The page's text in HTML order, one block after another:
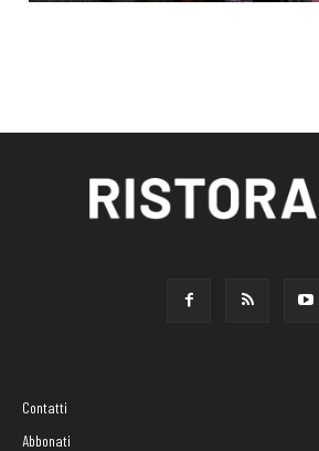
Contatti
Abbonati